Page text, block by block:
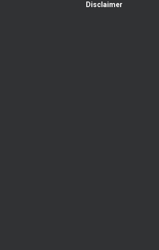
Disclaimer